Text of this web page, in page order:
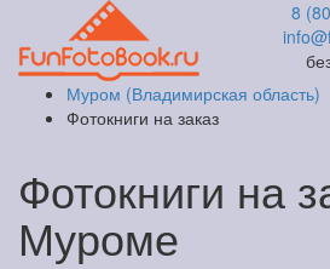
8
Муром (Владимирская область)
Фотокниги на заказ
Фотокниги на
Муроме